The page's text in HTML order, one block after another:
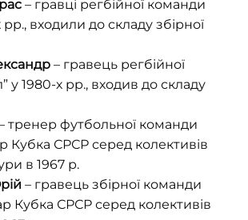
– гравці регбійної команди
рр., входили до складу збірної
– гравець регбійної
у 1980-х рр., входив до складу
тренер футбольної команди
Кубка СРСР серед колективів
в 1967 р.
– гравець збірної команди
Кубка СРСР серед колективів